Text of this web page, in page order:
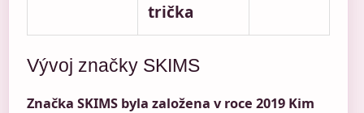
trička
Vývoj značky SKIMS
Značka SKIMS byla založena v roce 2019 Kim